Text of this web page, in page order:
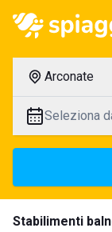
Arconate
Seleziona
Stabilimenti